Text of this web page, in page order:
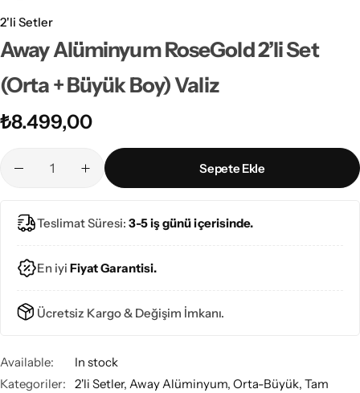
2'li Setler
Away Alüminyum RoseGold 2’li Set
(Orta + Büyük Boy) Valiz
₺8.499,00
Sepete Ekle
Teslimat Süresi: 3-5 iş günü içerisinde.
En iyi Fiyat Garantisi.
Ücretsiz Kargo & Değişim İmkanı.
Available:
In stock
Kategoriler:
2'li Setler, Away Alüminyum, Orta-Büyük, Tam